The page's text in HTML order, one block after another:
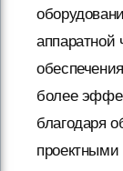
аппаратной
более
благодаря